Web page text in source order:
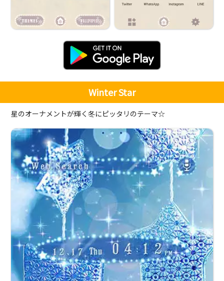
Winter Star
星のオーナメントが輝く冬にピッタリのテーマ☆